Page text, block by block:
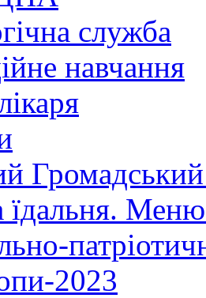
служба
навчання
їдальня.
2023